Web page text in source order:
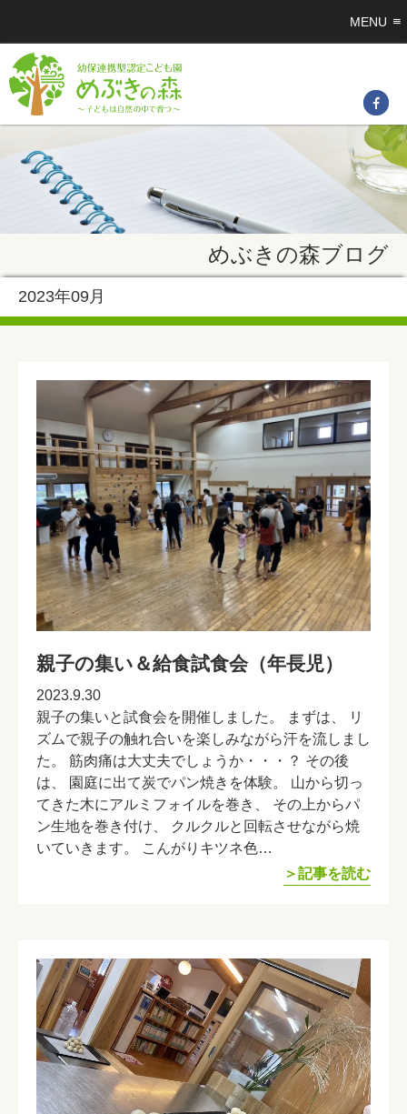
MENU
めぶきの森ブログ
2023年09月
親子の集い＆給食試食会（年長児）
2023.9.30
親子の集いと試食会を開催しました。 まずは、 リ
ズムで親子の触れ合いを楽しみながら汗を流しまし
た。 筋肉痛は大丈夫でしょうか・・・？ その後
は、 園庭に出て炭でパン焼きを体験。 山から切っ
てきた木にアルミフォイルを巻き、 その上からパ
ン生地を巻き付け、 クルクルと回転させながら焼
いていきます。 こんがりキツネ色…
＞記事を読む